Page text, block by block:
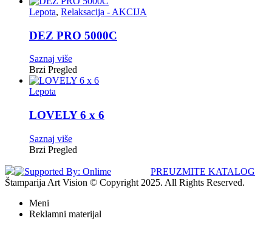
Lepota, Relaksacija - AKCIJA
DEZ PRO 5000C
Saznaj više
Brzi Pregled
Lepota
LOVELY 6 x 6
Saznaj više
Brzi Pregled
PREUZMITE KATALOG
Štamparija Art Vision © Copyright 2025. All Rights Reserved.
Meni
Reklamni materijal